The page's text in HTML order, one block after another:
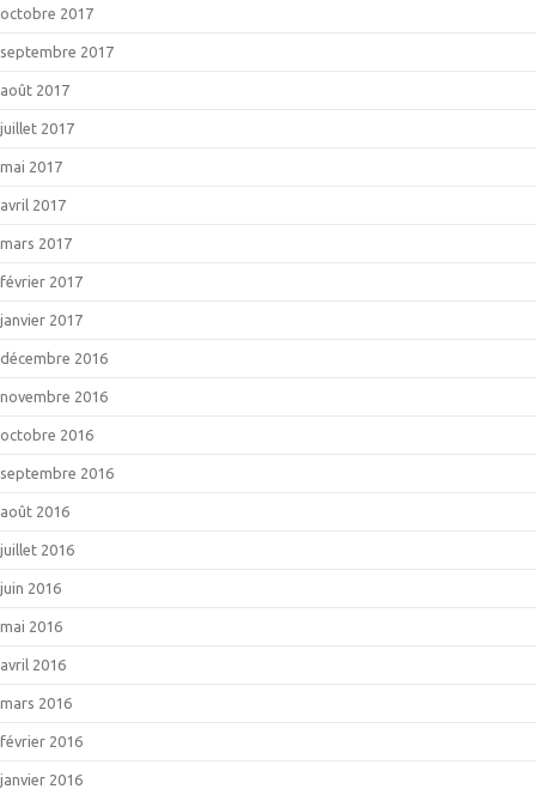
octobre 2017
septembre 2017
août 2017
juillet 2017
mai 2017
avril 2017
mars 2017
février 2017
janvier 2017
décembre 2016
novembre 2016
octobre 2016
septembre 2016
août 2016
juillet 2016
juin 2016
mai 2016
avril 2016
mars 2016
février 2016
janvier 2016